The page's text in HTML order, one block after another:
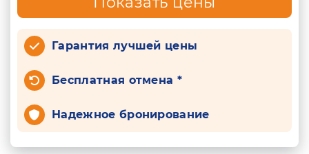
Гарантия лучшей цены
Бесплатная отмена *
Надежное бронирование